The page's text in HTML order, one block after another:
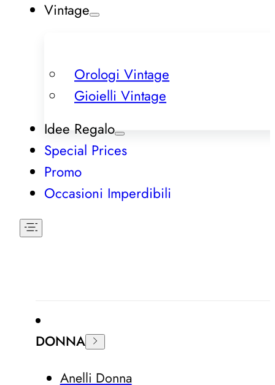
Vintage
Orologi Vintage
Gioielli Vintage
Idee Regalo
Special Prices
Promo
Occasioni Imperdibili
DONNA
Anelli Donna